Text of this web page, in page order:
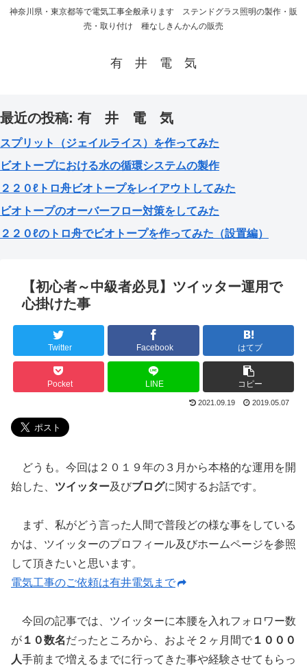
神奈川県・東京都等で電気工事全般承ります ステンドグラス照明の製作・販
売・取り付け 種なしきんかんの販売
有 井 電 気
最近の投稿: 有 井 電 気
スプリット（ジェイルライス）を作ってみた
ビオトープにおける水の循環システムの製作
２２０ℓトロ舟ビオトープをレイアウトしてみた
ビオトープのオーバーフロー対策をしてみた
２２０ℓのトロ舟でビオトープを作ってみた（設置編）
【初心者～中級者必見】ツイッター運用で
心掛けた事
Twitter Facebook はてブ
Pocket LINE コピー
2021.09.19 2019.05.07
どうも。今回は２０１９年の３月から本格的な運用を開
始した、 ツイッター及びブログに関するお話です。
まず、私がどう言った人間で普段どの様な事をしている
かは、ツイッターのプロフィール及びホームページを参照
して頂きたいと思います。
電気工事のご依頼は有井電気まで
今回の記事では、ツイッターに本腰を入れフォロワー数
が １０数名だったところから、およそ２ヶ月間で １０００
人手前まで増えるまでに行ってきた事や経験させてもらっ